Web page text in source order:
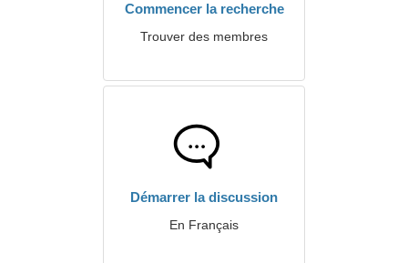
Commencer la recherche
Trouver des membres
Démarrer la discussion
En Français